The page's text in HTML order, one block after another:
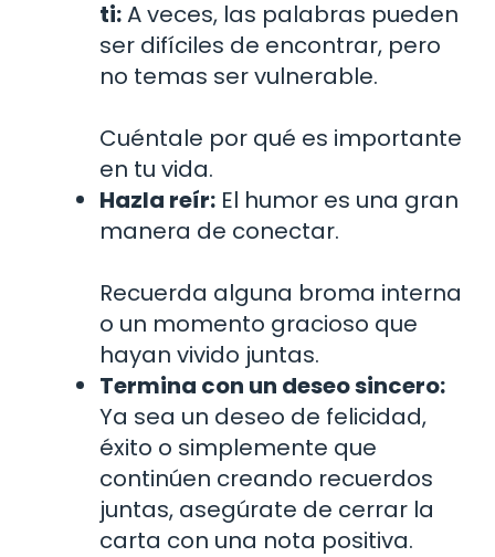
ti:A veces, las palabras pueden
ser difíciles de encontrar, pero
no temas ser vulnerable.
Cuéntale por qué es importante
en tu vida.
Hazla reír: El humor es una gran
manera de conectar.
Recuerda alguna broma interna
o un momento gracioso que
hayan vivido juntas.
Termina con un deseo sincero:
Ya sea un deseo de felicidad,
éxito o simplemente que
continúen creando recuerdos
juntas, asegúrate de cerrar la
carta con una nota positiva.